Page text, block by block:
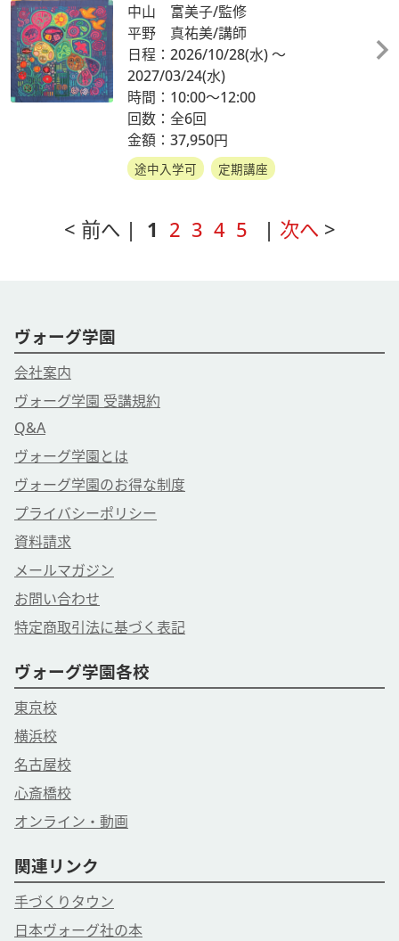
中山 富美子/監修
平野 真祐美/講師
日程：2026/10/28(水)～
2027/03/24(水)
時間：10:00～12:00
回数：全6回
金額：37,950円
途中入学可 定期講座
< 前へ | 1 2 3 4 5 | 次へ >
ヴォーグ学園
会社案内
ヴォーグ学園 受講規約
Q&A
ヴォーグ学園とは
ヴォーグ学園のお得な制度
プライバシーポリシー
資料請求
メールマガジン
お問い合わせ
特定商取引法に基づく表記
ヴォーグ学園各校
東京校
横浜校
名古屋校
心斎橋校
オンライン・動画
関連リンク
手づくりタウン
日本ヴォーグ社の本